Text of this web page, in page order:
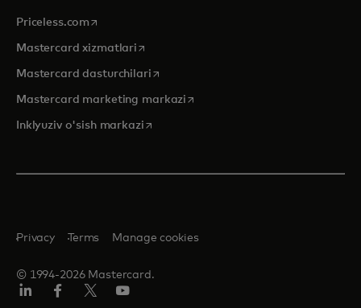
Priceless.com opens in a new tab
Mastercard xizmatlari opens in a new tab
Mastercard dasturchilariopens in a new tab
Mastercard marketing markazi opens in a new tab
Inklyuziv o'sish markaziopens in a new tab
© 1994-2026 Mastercard.
Privacy Terms Manage cookies